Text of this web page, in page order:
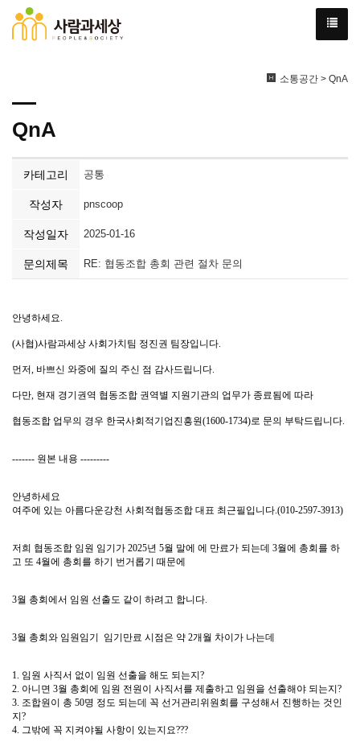
소통공간 > QnA
QnA
카테고리 공통
작성자 pnscoop
작성일자 2025-01-16
문의제목 RE: 협동조합 총회 관련 절차 문의